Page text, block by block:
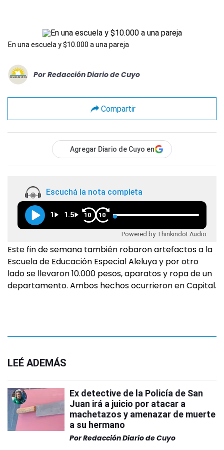
En una escuela y $10.000 a una pareja
Por Redacción Diario de Cuyo
Compartir
Agregar Diario de Cuyo en
Escuchá la nota completa
1 1.5 10 10
Powered by Thinkindot Audio
Este fin de semana también robaron artefactos a la
Escuela de Educación Especial Aleluya y por otro
lado se llevaron 10.000 pesos, aparatos y ropa de un
departamento. Ambos hechos ocurrieron en Capital.
LEÉ ADEMÁS
Ex detective de la Policía de San
Juan irá a juicio por atacar a
machetazos y amenazar de muerte
a su hermano
PorRedacción Diario de Cuyo